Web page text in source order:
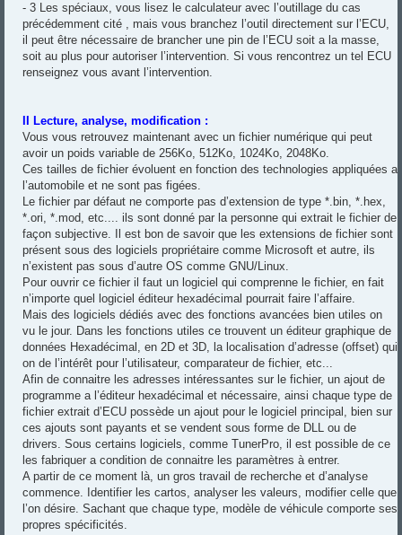
- 3 Les spéciaux, vous lisez le calculateur avec l’outillage du cas
précédemment cité , mais vous branchez l’outil directement sur l’ECU,
il peut être nécessaire de brancher une pin de l’ECU soit a la masse,
soit au plus pour autoriser l’intervention. Si vous rencontrez un tel ECU
renseignez vous avant l’intervention.
II Lecture, analyse, modification :
Vous vous retrouvez maintenant avec un fichier numérique qui peut
avoir un poids variable de 256Ko, 512Ko, 1024Ko, 2048Ko.
Ces tailles de fichier évoluent en fonction des technologies appliquées a
l’automobile et ne sont pas figées.
Le fichier par défaut ne comporte pas d’extension de type *.bin, *.hex,
*.ori, *.mod, etc.... ils sont donné par la personne qui extrait le fichier de
façon subjective. Il est bon de savoir que les extensions de fichier sont
présent sous des logiciels propriétaire comme Microsoft et autre, ils
n’existent pas sous d’autre OS comme GNU/Linux.
Pour ouvrir ce fichier il faut un logiciel qui comprenne le fichier, en fait
n’importe quel logiciel éditeur hexadécimal pourrait faire l’affaire.
Mais des logiciels dédiés avec des fonctions avancées bien utiles on
vu le jour. Dans les fonctions utiles ce trouvent un éditeur graphique de
données Hexadécimal, en 2D et 3D, la localisation d’adresse (offset) qui
on de l’intérêt pour l’utilisateur, comparateur de fichier, etc...
Afin de connaitre les adresses intéressantes sur le fichier, un ajout de
programme a l’éditeur hexadécimal et nécessaire, ainsi chaque type de
fichier extrait d’ECU possède un ajout pour le logiciel principal, bien sur
ces ajouts sont payants et se vendent sous forme de DLL ou de
drivers. Sous certains logiciels, comme TunerPro, il est possible de ce
les fabriquer a condition de connaitre les paramètres à entrer.
A partir de ce moment là, un gros travail de recherche et d’analyse
commence. Identifier les cartos, analyser les valeurs, modifier celle que
l’on désire. Sachant que chaque type, modèle de véhicule comporte ses
propres spécificités.